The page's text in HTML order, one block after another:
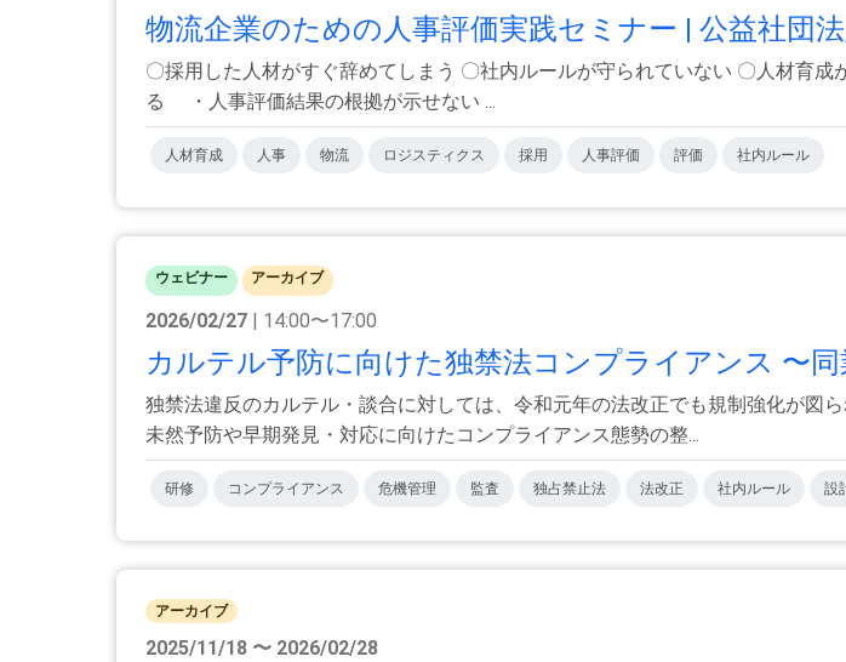
物流企業のための人事評価実践セミナー | 公益社団
〇採用した人材がすぐ辞めてしまう 〇社内ルールが守られていない 〇人材育
る ・人事評価結果の根拠が示せない ...
人材育成 人事 物流 ロジスティクス 採用 人事評価 評価 社内ルール
ウェビナー アーカイブ
2026/02/27 | 14:00〜17:00
カルテル予防に向けた独禁法コンプライアンス 〜
独禁法違反のカルテル・談合に対しては、令和元年の法改正でも規制強化が図
未然予防や早期発見・対応に向けたコンプライアンス態勢の整...
研修 コンプライアンス 危機管理 監査 独占禁止法 法改正 社内ルール 設
アーカイブ
2025/11/18 〜 2026/02/28